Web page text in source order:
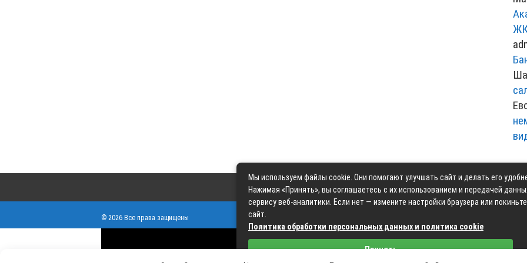
ЖК
Контакты Карта
© 2026 Все права защищены
Связаться с редакцией сайта:
Мы используем файлы cookie. Они помогают улучшать сайт и делать его
Нажимая «Принять», вы соглашаетесь с их использованием и передачей
сервису веб-аналитики. Если нет — измените настройки браузера или покиньте
сайт.
Политика обработки персональных данных и политика cookie
Принять